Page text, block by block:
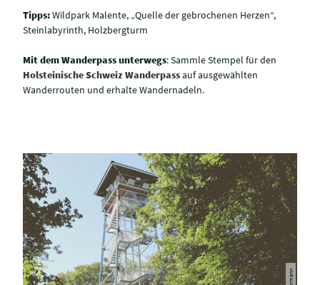
Tipps:Wildpark Malente, „Quelle der gebrochenen Herzen“,
Steinlabyrinth, Holzbergturm
Mit dem Wanderpass unterwegs: Sammle Stempel für den
Holsteinische Schweiz Wanderpassauf ausgewählten
Wanderrouten und erhalte Wandernadeln.